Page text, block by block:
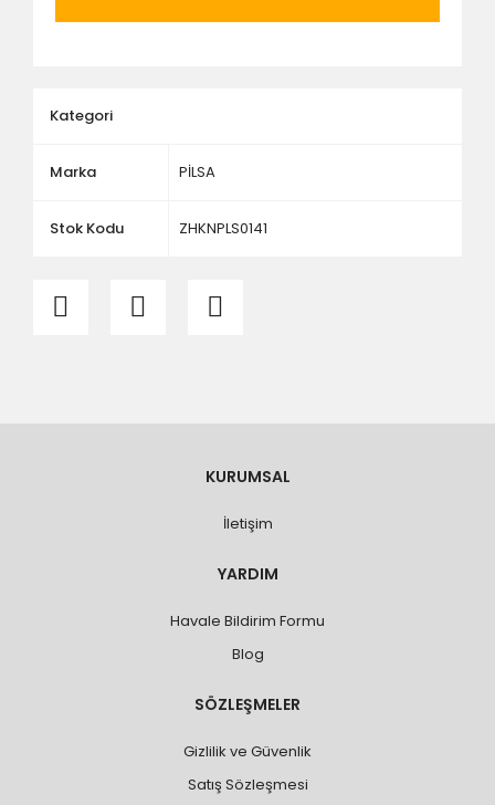
Kategori
Marka PİLSA
Stok Kodu ZHKNPLS0141
KURUMSAL
İletişim
YARDIM
Havale Bildirim Formu
Blog
SÖZLEŞMELER
Gizlilik ve Güvenlik
Satış Sözleşmesi